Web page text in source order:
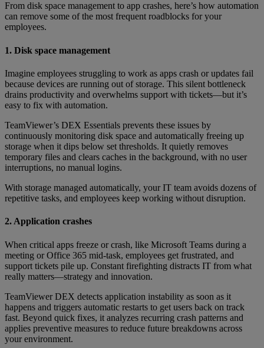
From disk space management to app crashes, here’s how automation
can remove some of the most frequent roadblocks for your
employees.
1. Disk space management
Imagine employees struggling to work as apps crash or updates fail
because devices are running out of storage. This silent bottleneck
drains productivity and overwhelms support with tickets—but it’s
easy to fix with automation.
TeamViewer’s DEX Essentials prevents these issues by
continuously monitoring disk space and automatically freeing up
storage when it dips below set thresholds. It quietly removes
temporary files and clears caches in the background, with no user
interruptions, no manual logins.
With storage managed automatically, your IT team avoids dozens of
repetitive tasks, and employees keep working without disruption.
2. Application crashes
When critical apps freeze or crash, like Microsoft Teams during a
meeting or Office 365 mid-task, employees get frustrated, and
support tickets pile up. Constant firefighting distracts IT from what
really matters—strategy and innovation.
TeamViewer DEX detects application instability as soon as it
happens and triggers automatic restarts to get users back on track
fast. Beyond quick fixes, it analyzes recurring crash patterns and
applies preventive measures to reduce future breakdowns across
your environment.